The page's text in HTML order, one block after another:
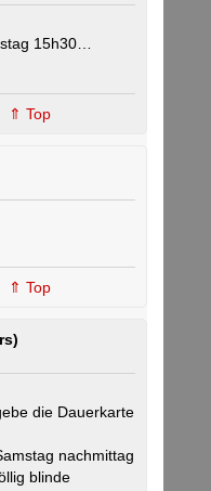
15h30…
⇑ Top
⇑ Top
die Dauerkarte
nachmittag
blinde